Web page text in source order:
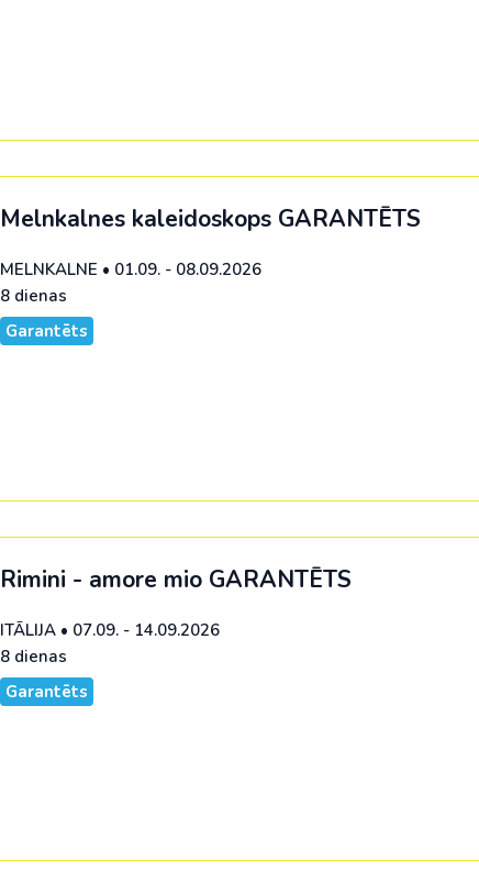
Melnkalnes kaleidoskops GARANTĒTS
MELNKALNE • 01.09. - 08.09.2026
8 dienas
Garantēts
Rimini - amore mio GARANTĒTS
ITĀLIJA• 07.09. - 14.09.2026
8 dienas
Garantēts